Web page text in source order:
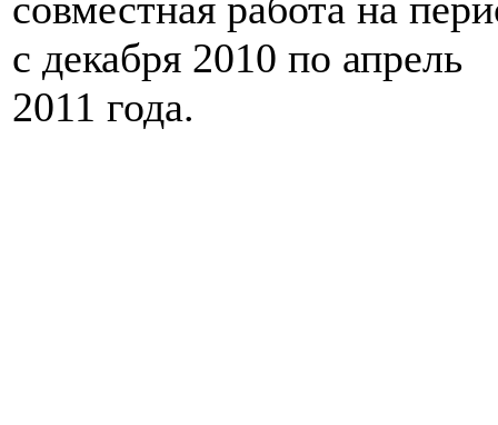
с декабря 2010 по апрель
2011 года.